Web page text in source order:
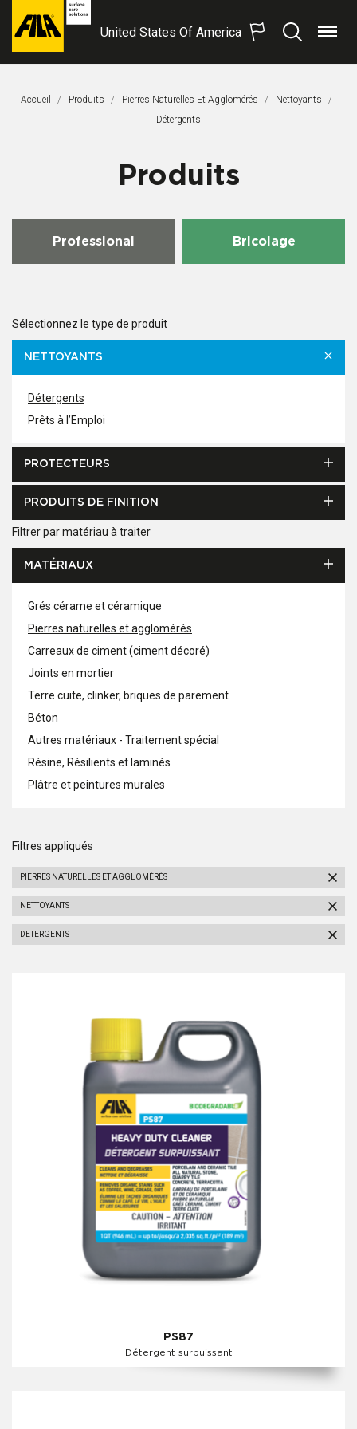
FILA
S.p.A.
United States Of America
Recherche
Menu
Accueil Produits Pierres Naturelles Et Agglomérés
Nettoyants
Page Actuelle:
Détergents
Produits
Professional Bricolage
Sélectionnez le type de produit
NETTOYANTS
Détergents
Prêts à l’Emploi
PROTECTEURS
PRODUITS DE FINITION
Filtrer par matériau à traiter
MATÉRIAUX
Grés cérame et céramique
Pierres naturelles et agglomérés
Carreaux de ciment (ciment décoré)
Joints en mortier
Terre cuite, clinker, briques de parement
Béton
Autres matériaux - Traitement spécial
Résine, Résilients et laminés
Plâtre et peintures murales
Filtres appliqués
PIERRES NATURELLES ET AGGLOMÉRÉS
NETTOYANTS
DETERGENTS
PS87
Détergent surpuissant